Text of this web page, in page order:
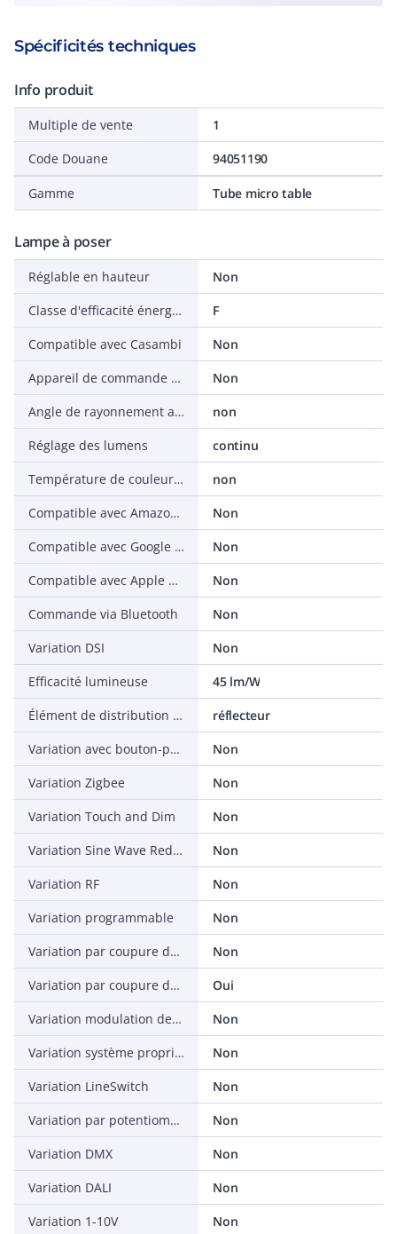
Spécificités techniques
Info produit
Multiple de vente
1
Code Douane
94051190
Gamme Tube micro table
Lampe à poser
Réglable en hauteur
Non
Classe d'efficacité énergétique pour la source lumineuse selon dir. UE 2019/2015
F
Compatible avec Casambi
Non
Appareil de commande échangeable
Non
Angle de rayonnement ajustable
non
Réglage des lumens
continu
Température de couleur réglable
non
Compatible avec Amazon Alexa
Non
Compatible avec Google Assistant
Non
Compatible avec Apple HomeKit
Non
Commande via Bluetooth
Non
Variation DSI
Non
Efficacité lumineuse
45 lm/W
Élément de distribution de lumière
réflecteur
Variation avec bouton-poussoir
Non
Variation Zigbee
Non
Variation Touch and Dim
Non
Variation Sine Wave Reduction
Non
Variation RF
Non
Variation programmable
Non
Variation par coupure de début de phase
Non
Variation par coupure de fin de phase
Oui
Variation modulation de tension secteur
Non
Variation système propriétaire constructeur
Non
Variation LineSwitch
Non
Variation par potentiomètre (intégré)
Non
Variation DMX
Non
Variation DALI
Non
Variation 1-10V
Non